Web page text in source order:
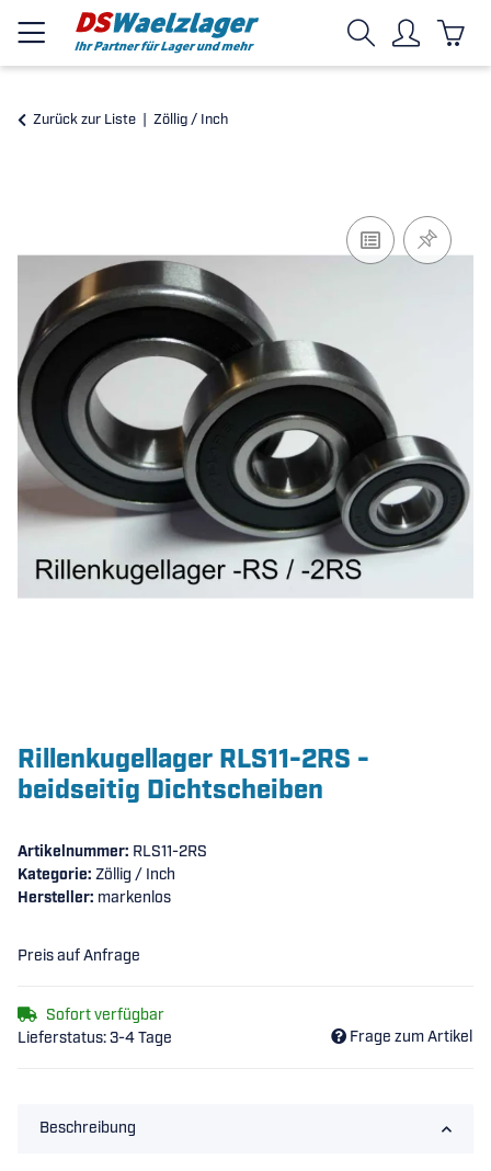
Zurück zur Liste Zöllig / Inch
Rillenkugellager RLS11-2RS -
beidseitig Dichtscheiben
Artikelnummer: RLS11-2RS
Kategorie: Zöllig / Inch
Hersteller: markenlos
Preis auf Anfrage
Sofort verfügbar
Lieferstatus: 3-4 Tage
Frage zum Artikel
Beschreibung